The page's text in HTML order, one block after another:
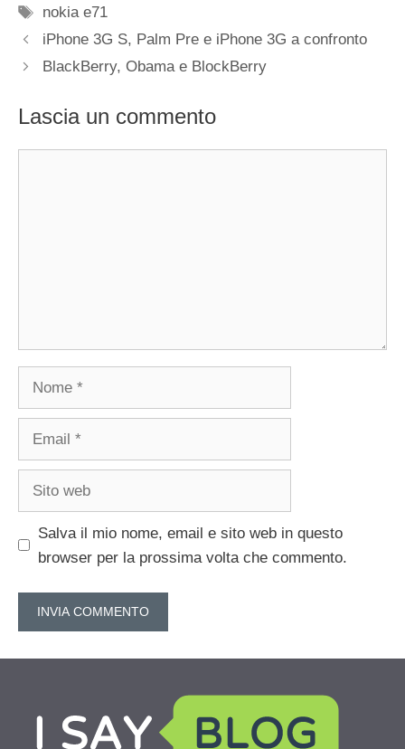
Tag
nokia e71
iPhone 3G S, Palm Pre e iPhone 3G a confronto
BlackBerry, Obama e BlockBerry
Lascia un commento
Nome
Email
Sito
Salva il mio nome, email e sito web in questo
browser per la prossima volta che commento.